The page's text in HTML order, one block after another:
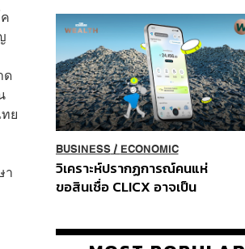
ด
ย
า
Order
BUSINESS/ ECONOMIC
วิเคราะห์ปรากฏการณ์คนแห่
ขอสินเชื่อ CLICX อาจเป็น
ปัญหาหนี้ครัวเรือนไทยที่ถูกซุก